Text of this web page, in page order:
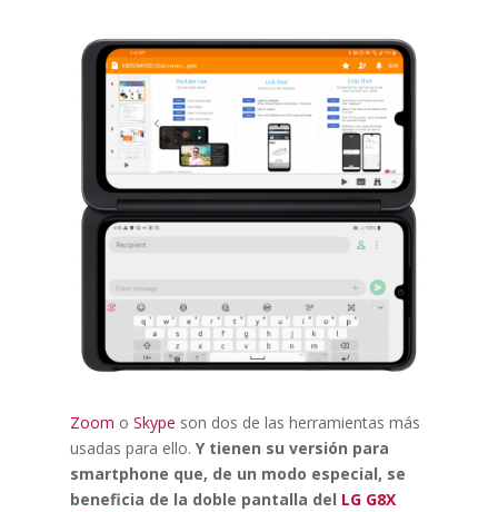
Zoom o Skype son dos de las herramientas más
usadas para ello. Y tienen su versión para
smartphone que, de un modo especial, se
beneficia de la doble pantalla del LG G8X